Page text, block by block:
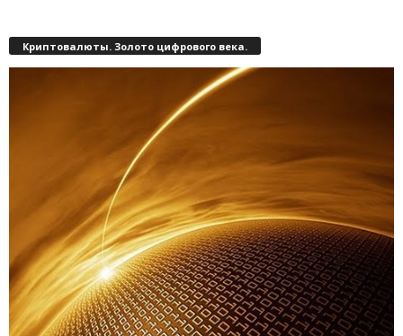
Криптовалюты. Золото цифрового века.